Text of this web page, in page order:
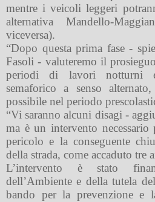
mentre i veicoli leggeri
alternativa Mandello-
viceversa).
“Dopo questa prima fase -
Fasoli - valuteremo il
periodi di lavori notturni
semaforico a senso
possibile nel periodo
“Vi saranno alcuni disagi -
ma è un intervento
pericolo e la conseguente
della strada, come accaduto tre
L’intervento è stato
dell’Ambiente e della tutela
bando per la prevenzione e